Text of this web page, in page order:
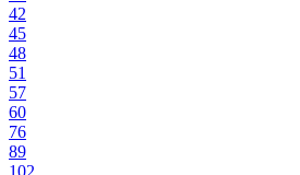
42
45
48
51
57
60
76
89
102